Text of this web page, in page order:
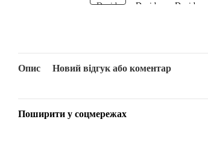
Опис
Новий відгук або коментар
Поширити у соцмережах